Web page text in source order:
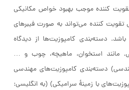
کننده موجب بهبود خواص مکانیکی
تقویت کننده می‌تواند به صورت فیبرهای
دسته‌بندی کامپوزیت‌ها از دیدگاه
مانند استخوان، ماهیچه، چوب و …
دسته‌بندی کامپوزیت‌های مهندسی
با زمینهٔ سرامیکی) (به انگلیسی: